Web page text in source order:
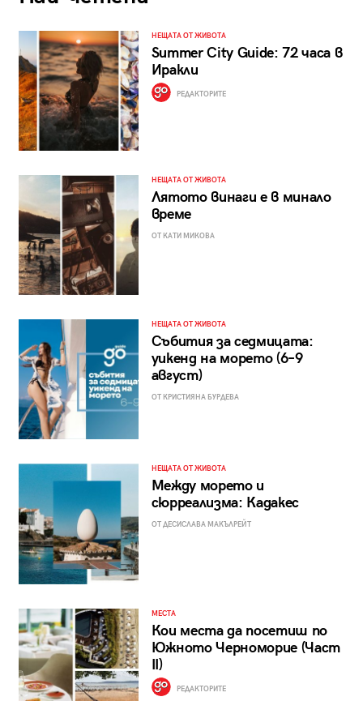
НЕЩАТА ОТ ЖИВОТА
Summer City Guide: 72 часа в
Иракли
РЕДАКТОРИТЕ
НЕЩАТА ОТ ЖИВОТА
Лятото винаги е в минало
време
ОТ КАТИ МИКОВА
НЕЩАТА ОТ ЖИВОТА
Събития за седмицата:
уикенд на морето (6–9
август)
ОТ КРИСТИЯНА БУРДЕВА
НЕЩАТА ОТ ЖИВОТА
Между морето и
сюрреализма: Кадакес
ОТ ДЕСИСЛАВА МАКЪЛРЕЙТ
МЕСТА
Кои места да посетиш по
Южното Черноморие (Част
II)
РЕДАКТОРИТЕ